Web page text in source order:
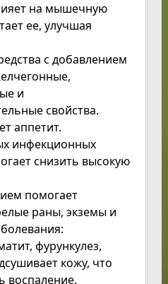
на мышечную
ее, улучшая
с добавлением
и
свойства.
аппетит.
инфекционных
снизить высокую
помогает
раны, экземы и
фурункулез,
кожу, что
воспаление.